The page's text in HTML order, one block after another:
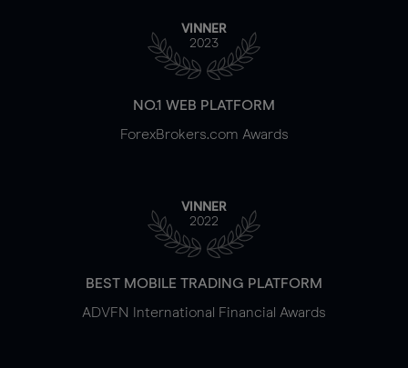
VINNER
2023
NO.1 WEB PLATFORM
ForexBrokers.com Awards
VINNER
2022
BEST MOBILE TRADING PLATFORM
ADVFN International Financial Awards